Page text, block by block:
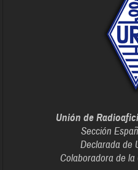
Unión de
Sección
Declarada de
Colaboradora de